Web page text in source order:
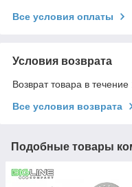
Все условия оплаты
Условия возврата
Возврат товара в
Все условия возврата
Подобные товары